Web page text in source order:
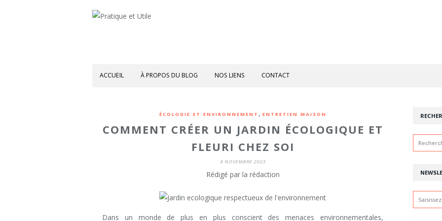
ACCUEIL À PROPOS DU BLOG NOS LIENS CONTACT
ÉCOLOGIE ET ENVIRONNEMENT , ENTRETIEN MAISON
COMMENT CRÉER UN JARDIN ÉCOLOGIQUE ET
FLEURI CHEZ SOI
8 NOVEMBRE 2023
Rédigé par la rédaction
Dans un monde de plus en plus conscient des menaces environnementales,